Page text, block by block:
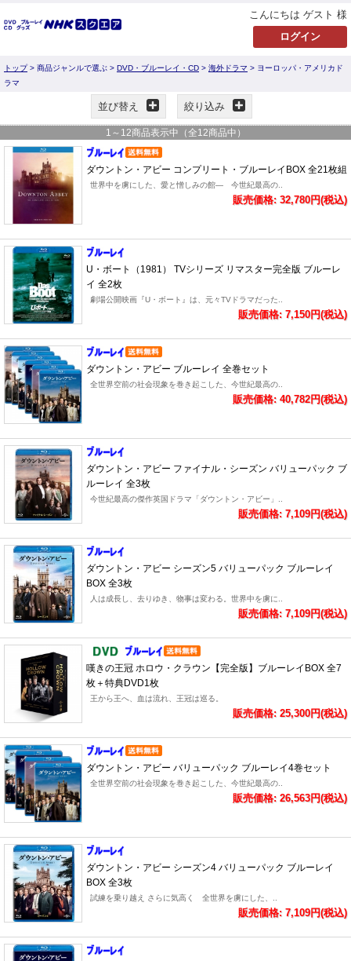
こんにちは ゲスト 様
トップ> 商品ジャンルで選ぶ > DVD・ブルーレイ・CD > 海外ドラマ > ヨーロッパ・アメリカド
ラマ
並び替え 絞り込み
1 ～ 12商品表示中（全12商品中）
ダウントン・アビー コンプリート・ブルーレイBOX 全21枚組
世界中を虜にした、愛と憎しみの館― 今世紀最高の..
販売価格: 32,780円(税込)
U・ボート（1981） TVシリーズ リマスター完全版 ブルーレ
イ 全2枚
劇場公開映画『U・ボート』は、元々TVドラマだった..
販売価格: 7,150円(税込)
ダウントン・アビー ブルーレイ 全巻セット
全世界空前の社会現象を巻き起こした、今世紀最高の..
販売価格: 40,782円(税込)
ダウントン・アビー ファイナル・シーズン バリューパック ブ
ルーレイ 全3枚
今世紀最高の傑作英国ドラマ「ダウントン・アビー」..
販売価格: 7,109円(税込)
ダウントン・アビー シーズン5 バリューパック ブルーレイ
BOX 全3枚
人は成長し、去りゆき、物事は変わる。世界中を虜に..
販売価格: 7,109円(税込)
嘆きの王冠 ホロウ・クラウン【完全版】ブルーレイBOX 全7
枚＋特典DVD1枚
王から王へ、血は流れ、王冠は巡る。
販売価格: 25,300円(税込)
ダウントン・アビー バリューパック ブルーレイ4巻セット
全世界空前の社会現象を巻き起こした、今世紀最高の..
販売価格: 26,563円(税込)
ダウントン・アビー シーズン4 バリューパック ブルーレイ
BOX 全3枚
試練を乗り越え さらに気高く 全世界を虜にした、..
販売価格: 7,109円(税込)